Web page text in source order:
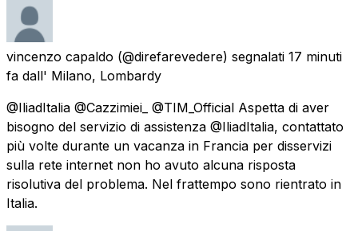
vincenzo capaldo (@direfarevedere) segnalati 17 minuti
fa dall' Milano, Lombardy
@IliadItalia @Cazzimiei_ @TIM_Official Aspetta di aver
bisogno del servizio di assistenza @IliadItalia, contattato
più volte durante un vacanza in Francia per disservizi
sulla rete internet non ho avuto alcuna risposta
risolutiva del problema. Nel frattempo sono rientrato in
Italia.